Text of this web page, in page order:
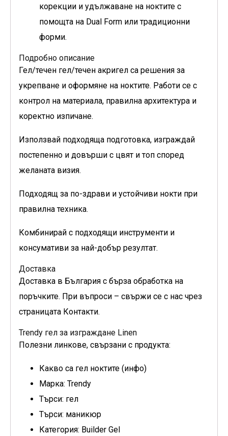
корекции и удължаване на ноктите с
помощта на Dual Form или традиционни
форми.
Подробно описание
Гел/течен гел/течен акригел са решения за
укрепване и оформяне на ноктите. Работи се с
контрол на материала, правилна архитектура и
коректно изпичане.
Използвай подходяща подготовка, изграждай
постепенно и довърши с цвят и топ според
желаната визия.
Подходящ за по-здрави и устойчиви нокти при
правилна техника.
Комбинирай с подходящи инструменти и
консумативи за най-добър резултат.
Доставка
Доставка в България с бърза обработка на
поръчките. При въпроси – свържи се с нас чрез
страницата Контакти.
Trendy гел за изграждане Linen
Полезни линкове, свързани с продукта:
Какво са гел ноктите (инфо)
Марка: Trendy
Търси: гел
Търси: маникюр
Категория: Builder Gel